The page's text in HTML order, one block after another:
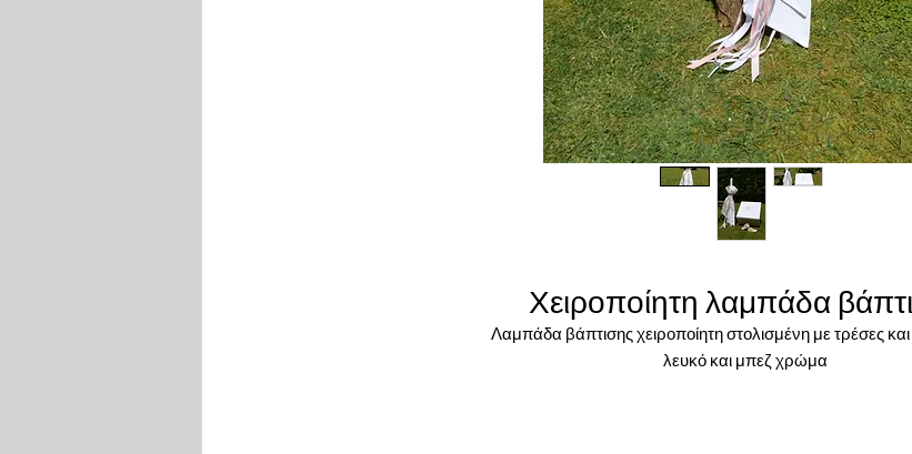
Χειροποίητη λαμπάδα
Λαμπάδα βάπτισης χειροποίητη στολισμένη με τρέσες
λευκό και μπεζ χρώμα